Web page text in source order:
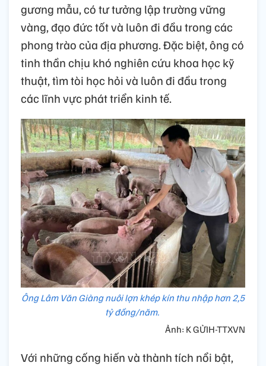
gương mẫu, có tư tưởng lập trường vững
vàng, đạo đức tốt và luôn đi đầu trong các
phong trào của địa phương. Đặc biệt, ông có
tinh thần chịu khó nghiên cứu khoa học kỹ
thuật, tìm tòi học hỏi và luôn đi đầu trong
các lĩnh vực phát triển kinh tế.
Ông Lâm Văn Giàng nuôi lợn khép kín thu nhập hơn 2,5
tỷ đồng/năm.
Ảnh: K GỬIH-TTXVN
Với những cống hiến và thành tích nổi bật,